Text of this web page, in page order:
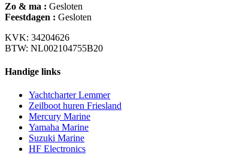
Zo & ma : Gesloten
Feestdagen : Gesloten
KVK: 34204626
BTW: NL002104755B20
Handige links
Yachtcharter Lemmer
Zeilboot huren Friesland
Mercury Marine
Yamaha Marine
Suzuki Marine
HF Electronics